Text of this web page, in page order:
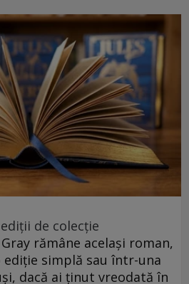
de colecție
rămâne același roman,
simplă sau într-una
dacă ai ținut vreodată în